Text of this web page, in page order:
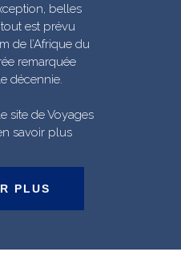
belles
est prévu
de l’Afrique du
remarquée
décennie.
site de Voyages
savoir plus
PLUS